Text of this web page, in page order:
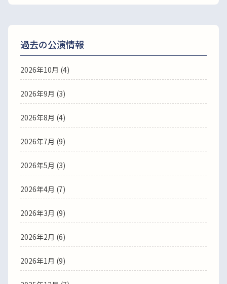
過去の公演情報
2026年10月 (4)
2026年9月 (3)
2026年8月 (4)
2026年7月 (9)
2026年5月 (3)
2026年4月 (7)
2026年3月 (9)
2026年2月 (6)
2026年1月 (9)